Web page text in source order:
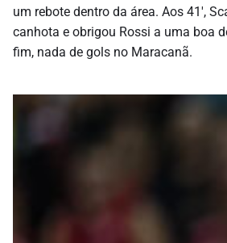
um rebote dentro da área. Aos 41′,
canhota e obrigou Rossi a uma boa
fim, nada de gols no Maracanã.